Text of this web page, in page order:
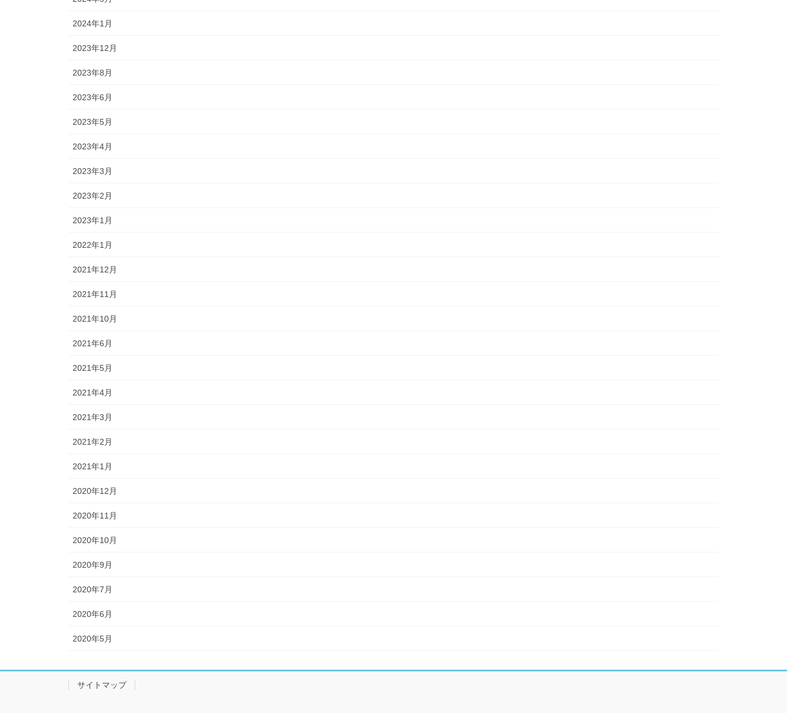
2024年1月
2023年12月
2023年8月
2023年6月
2023年5月
2023年4月
2023年3月
2023年2月
2023年1月
2022年1月
2021年12月
2021年11月
2021年10月
2021年6月
2021年5月
2021年4月
2021年3月
2021年2月
2021年1月
2020年12月
2020年11月
2020年10月
2020年9月
2020年7月
2020年6月
2020年5月
サイトマップ